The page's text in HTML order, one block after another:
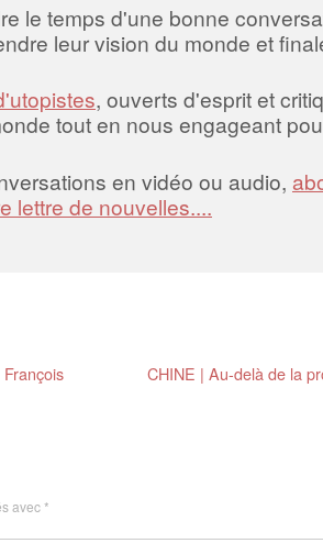
le temps d'une bonne
leur vision du monde et
, ouverts d'esprit et
tout en nous engageant
en vidéo ou audio,
lettre de nouvelles....
CHINE | Au-delà de la
avec*